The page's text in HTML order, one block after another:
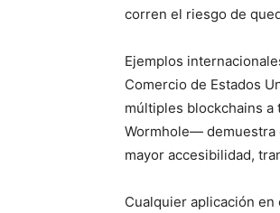
corren el riesgo de
Ejemplos
Comercio de Estados
múltiples blockchains a
Wormhole— demuestra
mayor accesibilidad,
Cualquier aplicación